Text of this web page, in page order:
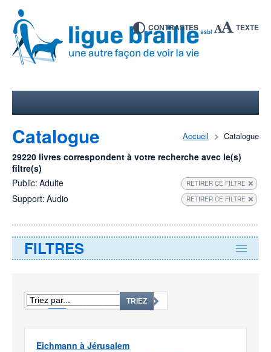
CONTRASTES TEXTE
Accueil Catalogue
Catalogue
29220 livres correspondent à votre recherche avec le(s)
filtre(s)
Public: Adulte RETIRER CE FILTRE
Support: Audio RETIRER CE FILTRE
FILTRES
1 1827
TRIEZ
Eichmann à Jérusalem